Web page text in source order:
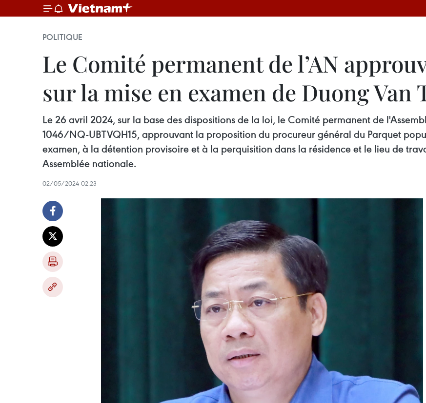
POLITIQUE
Le Comité permanent de l’AN
sur la mise en examen de Duong Van
Le 26 avril 2024, sur la base des dispositions de la loi, le Comité permanent de
1046/NQ-UBTVQH15, approuvant la proposition du procureur général du Parquet
examen, à la détention provisoire et à la perquisition dans la résidence et le lieu de
Assemblée nationale.
02/05/2024 02:23